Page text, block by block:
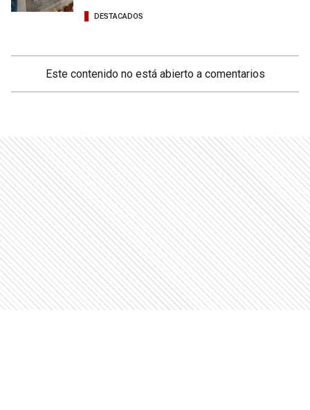
DESTACADOS
Este contenido no está abierto a comentarios